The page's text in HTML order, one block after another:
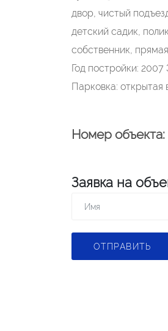
двор, чистый
детский садик,
собственник,
Год постройки:
Парковка:
Номер
Заявка на
ОТПРАВИТЬ